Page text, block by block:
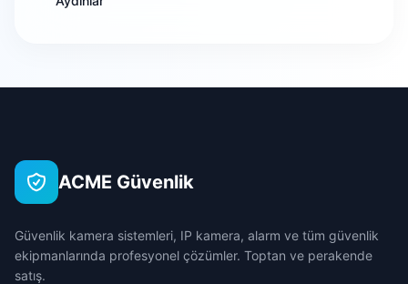
Çorum
Denizli
Tufanbeyli
Yüreğir
Barış
Belediyeevleri
ACME Güvenlik
Güvenlik kamera sistemleri, IP kamera, alarm ve tüm güvenlik
ekipmanlarında profesyonel çözümler. Toptan ve perakende
satış.